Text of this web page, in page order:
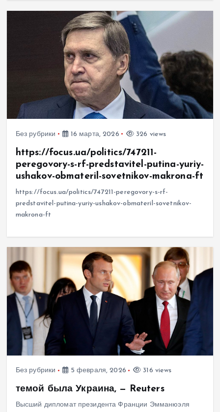
Без рубрики 16 марта, 2026 326 views
https://focus.ua/politics/747211-
peregovory-s-rf-predstavitel-putina-yuriy-
ushakov-obmateril-sovetnikov-makrona-ft
https://focus.ua/politics/747211-peregovory-s-rf-
predstavitel-putina-yuriy-ushakov-obmateril-sovetnikov-
makrona-ft
Без рубрики 5 февраля, 2026 316 views
темой была Украина, — Reuters
Высший дипломат президента Франции Эмманюэля